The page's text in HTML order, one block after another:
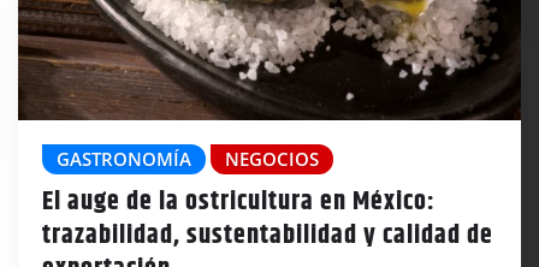
GASTRONOMÍA NEGOCIOS
El auge de la ostricultura en México:
trazabilidad, sustentabilidad y calidad de